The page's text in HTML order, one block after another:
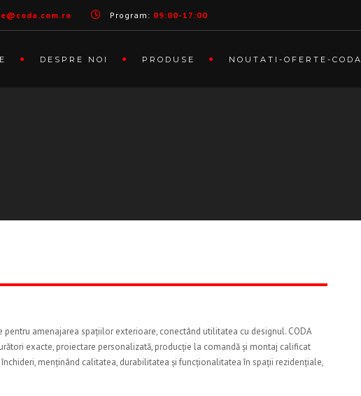
Program: 09:00-17:00
DESPRE NOI PRODUSE NOUTATI-OFERTE-CODA
amenajarea spațiilor exterioare, conectând utilitatea cu designul. CODA
exacte, proiectare personalizată, producție la comandă și montaj calificat
menținând calitatea, durabilitatea și funcționalitatea în spații rezidențiale,